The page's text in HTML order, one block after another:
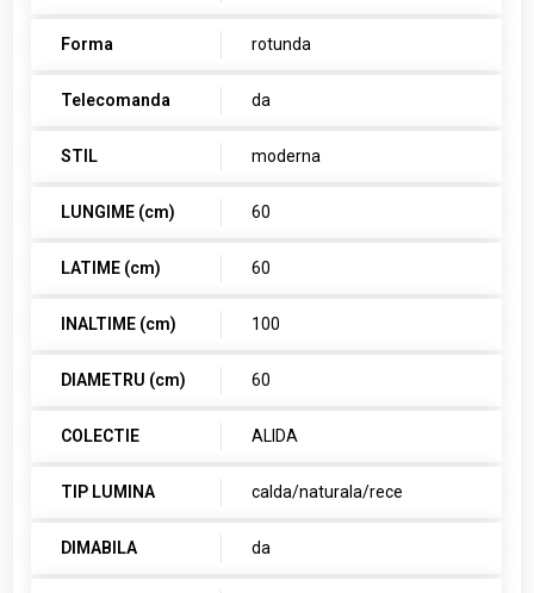
Forma rotunda
Telecomanda da
STIL moderna
LUNGIME (cm) 60
LATIME (cm) 60
INALTIME (cm) 100
DIAMETRU (cm) 60
COLECTIE ALIDA
TIP LUMINA calda/naturala/rece
DIMABILA da